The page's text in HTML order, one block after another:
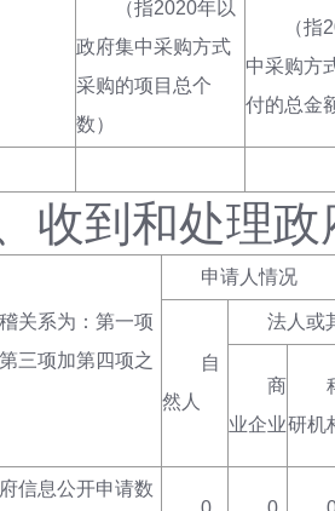
（指2020年以
政府集中采购方式
采购的项目总个
数）
（指
中采购方
付的总金
和处理政
关系为：第一项
三项加第四项之
申请人情况
自
然人
法人或
商
业企业研机
信息公开申请数